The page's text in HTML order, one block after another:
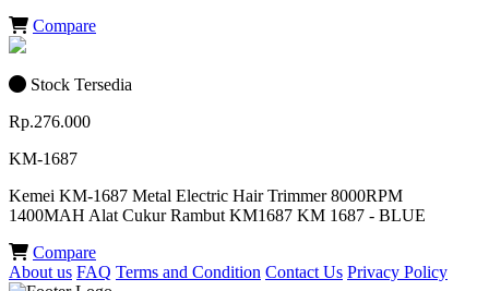
Compare
Stock Tersedia
Rp.276.000
KM-1687
Kemei KM-1687 Metal Electric Hair Trimmer 8000RPM
1400MAH Alat Cukur Rambut KM1687 KM 1687 - BLUE
Compare
About us FAQ Terms and Condition Contact Us Privacy Policy